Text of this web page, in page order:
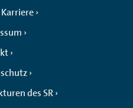
des SR